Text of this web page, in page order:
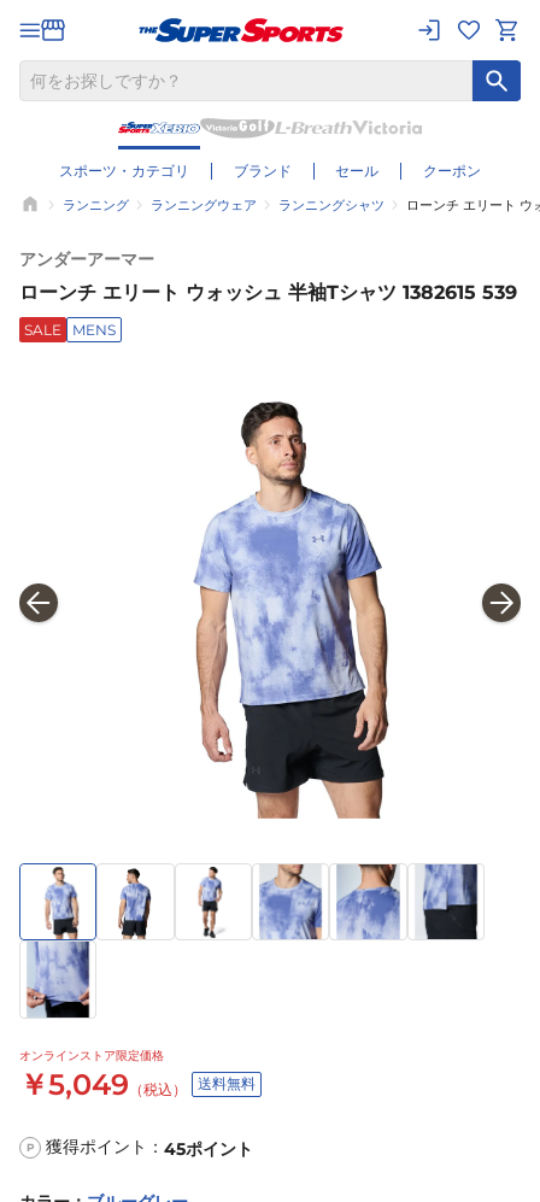
スポーツ・カテゴリ ブランド セール クーポン
ランニング ランニングウェア ランニングシャツ ローンチ エリート ウ
アンダーアーマー
ローンチ エリート ウォッシュ 半袖Tシャツ 1382615 539
SALE MENS
オンラインストア限定価格
￥5,049 （税込） 送料無料
P 獲得ポイント： 45ポイント